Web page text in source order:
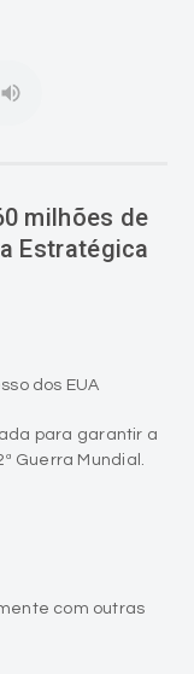
milhões de
Estratégica
dos EUA
para garantir a
Guerra Mundial.
com outras